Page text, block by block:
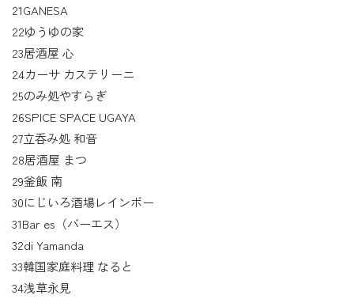
21GANESA
22ゆうゆの家
23居酒屋 心
24カーサ カステリーニ
25のみ処やすらぎ
26SPICE SPACE UGAYA
27立呑み処 和音
28居酒屋 まつ
29釜飯 南
30にじいろ酒場レインボー
31Bar es（バーエス）
32di Yamanda
33韓国家庭料理 なると
34浅草永見